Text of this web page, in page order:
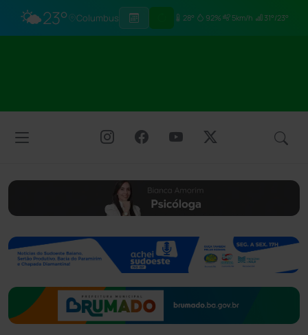
🌤️23° Columbus 28° 92% 5km/h 31°/23°